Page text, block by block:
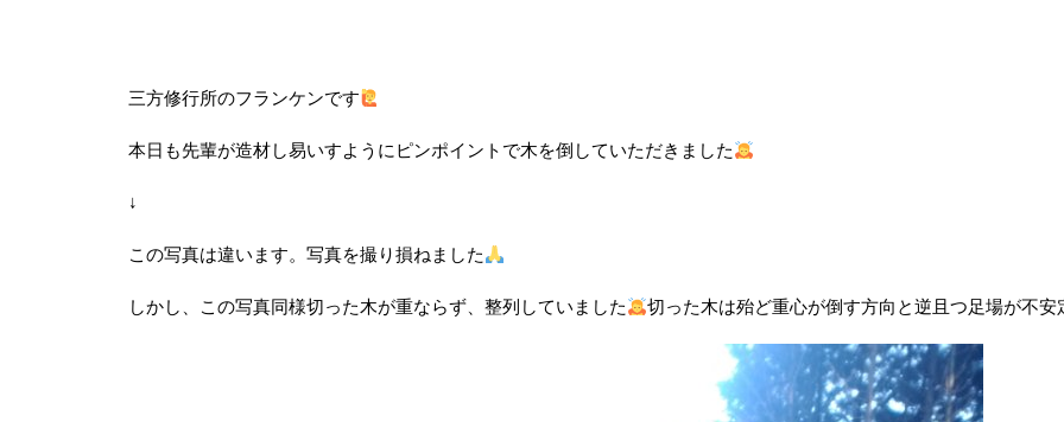
三方修行所のフランケンです
本日も先輩が造材し易いすようにピンポイントで木を倒していただきました
↓
この写真は違います。写真を撮り損ねました
しかし、この写真同様切った木が重ならず、整列していました 切った木は殆ど重心が倒す方向と逆且つ足場が不安